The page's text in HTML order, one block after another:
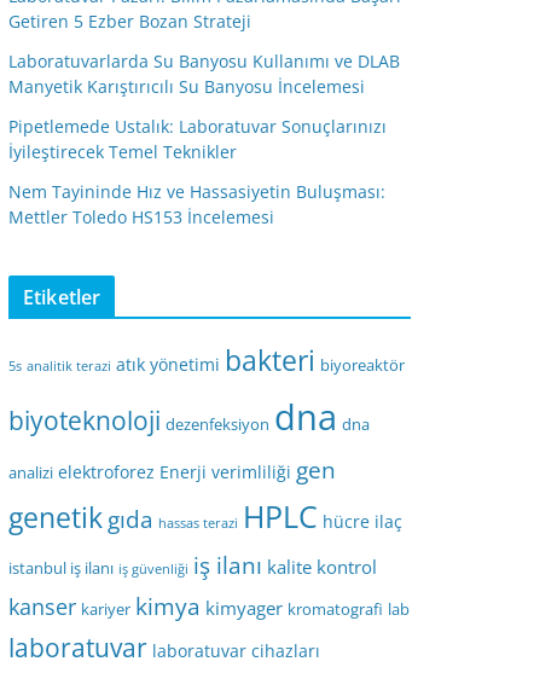
Getiren 5 Ezber Bozan Strateji
Laboratuvarlarda Su Banyosu Kullanımı ve DLAB
Manyetik Karıştırıcılı Su Banyosu İncelemesi
Pipetlemede Ustalık: Laboratuvar Sonuçlarınızı
İyileştirecek Temel Teknikler
Nem Tayininde Hız ve Hassasiyetin Buluşması:
Mettler Toledo HS153 İncelemesi
Etiketler
5s analitik terazi atık yönetimi bakteri biyoreaktör
biyoteknoloji dezenfeksiyon dna dna
analizi elektroforez Enerji verimliliği gen
genetikgıda hassas terazi HPLC hücre ilaç
istanbul iş ilanı iş güvenliği iş ilanı kalite kontrol
kanser kariyer kimya kimyager kromatografi lab
laboratuvar laboratuvar cihazları